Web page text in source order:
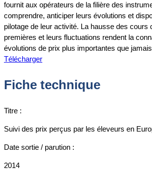
fournit aux opérateurs de la filière des
comprendre, anticiper leurs évolutions et
pilotage de leur activité. La hausse des cours
premières et leurs fluctuations rendent la
évolutions de prix plus importantes que
Télécharger
Fiche technique
Titre :
Suivi des prix perçus par les éleveurs en
Date sortie / parution :
2014